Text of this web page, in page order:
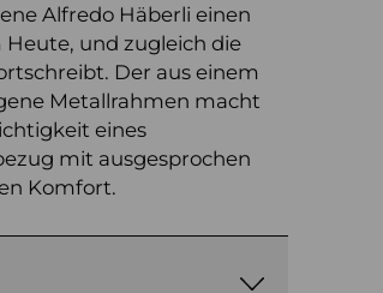
Alfredo Häberli einen
Heute, und zugleich die
Der aus einem
Metallrahmen macht
eines
mit ausgesprochen
Komfort.